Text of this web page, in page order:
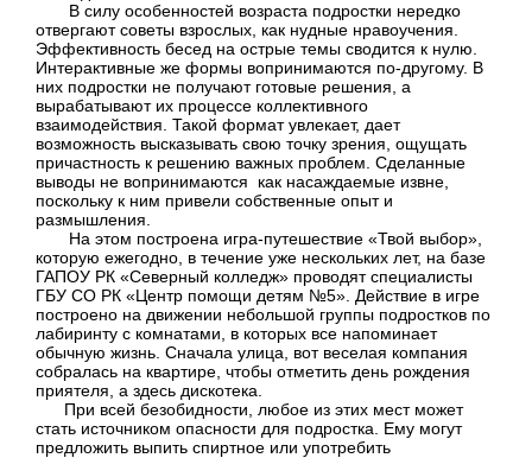
В силу особенностей возраста подростки нередко
отвергают советы взрослых, как нудные нравоучения.
Эффективность бесед на острые темы сводится к нулю.
Интерактивные же формы вопринимаются по-другому. В
них подростки не получают готовые решения, а
вырабатывают их процессе коллективного
взаимодействия. Такой формат увлекает, дает
возможность высказывать свою точку зрения, ощущать
причастность к решению важных проблем. Сделанные
выводы не вопринимаются как насаждаемые извне,
поскольку к ним привели собственные опыт и
размышления.
На этом построена игра-путешествие «Твой выбор»,
которую ежегодно, в течение уже нескольких лет, на базе
ГАПОУ РК «Северный колледж» проводят специалисты
ГБУ СО РК «Центр помощи детям №5». Действие в игре
построено на движении небольшой группы подростков по
лабиринту с комнатами, в которых все напоминает
обычную жизнь. Сначала улица, вот веселая компания
собралась на квартире, чтобы отметить день рождения
приятеля, а здесь дискотека.
При всей безобидности, любое из этих мест может
стать источником опасности для подростка. Ему могут
предложить выпить спиртное или употребить